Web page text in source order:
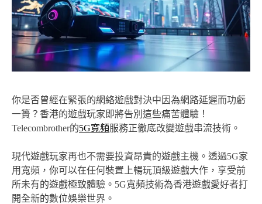
你是否曾經在緊張的網絡遊戲對決中因為網路延遲而功虧
一簣？香港的遊戲玩家即將告別這些痛苦體驗！
Telecombrother的5G寬頻服務正徹底改變遊戲串流技術。
現代遊戲玩家再也不需要投資昂貴的遊戲主機。透過5G家
用寬頻，你可以在任何裝置上暢玩頂級遊戲大作，享受前
所未有的遊戲極致體驗。5G寬頻技術為香港遊戲愛好者打
開全新的數位娛樂世界。